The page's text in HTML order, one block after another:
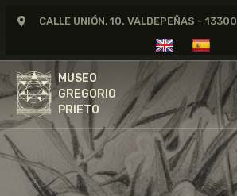
CALLE UNIÓN, 10. VALDEPEÑAS - 13300
MUSEO
GREGORIO
PRIETO
MUSEO
GREGORIO
PRIETO
GREGORIO PRIETO
MUSEO
ARCHIVO